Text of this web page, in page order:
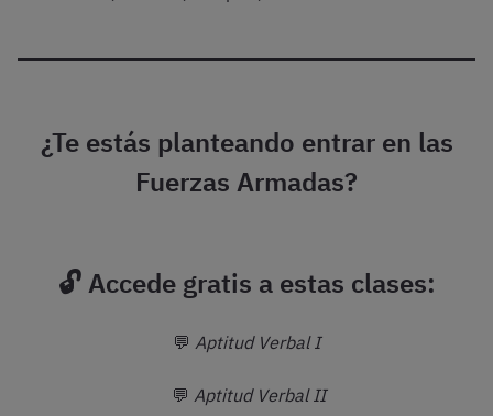
¿Te estás planteando entrar en las
Fuerzas Armadas?
🔓 Accede gratis a estas clases:
💬 Aptitud Verbal I
💬 Aptitud Verbal II